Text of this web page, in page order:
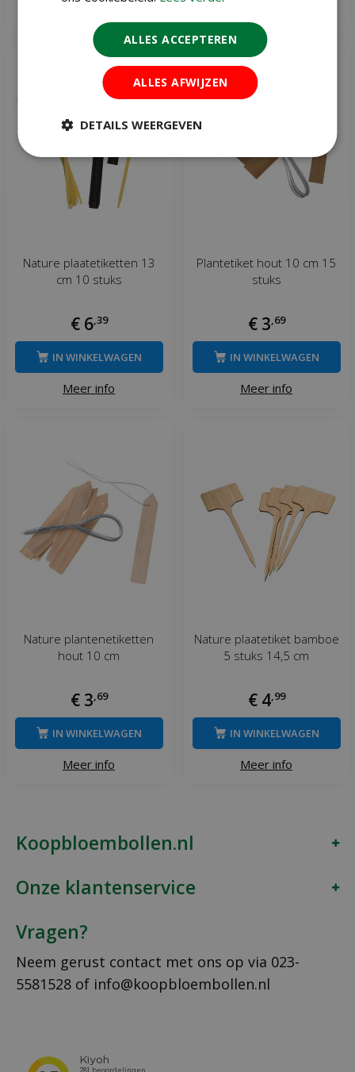
Nature plaatetiketten 13
cm 10 stuks
€ 6 39
Meer info
IN WINKELWAGEN
Plantetiket hout 10 cm 15
stuks
€ 3 69
Meer info
IN WINKELWAGEN
Nature plantenetiketten
hout 10 cm
€ 3 69
Meer info
IN WINKELWAGEN
Nature plaatetiket bamboe
5 stuks 14,5 cm
€ 4 99
Meer info
IN WINKELWAGEN
Koopbloembollen.nl
Onze klantenservice
Vragen?
Neem gerust contact met ons op via 023-
5581528 of info@koopbloembollen.nl
ALLES ACCEPTEREN
ALLES AFWIJZEN
DETAILS WEERGEVEN